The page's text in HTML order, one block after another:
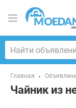
Главная
Чайник из